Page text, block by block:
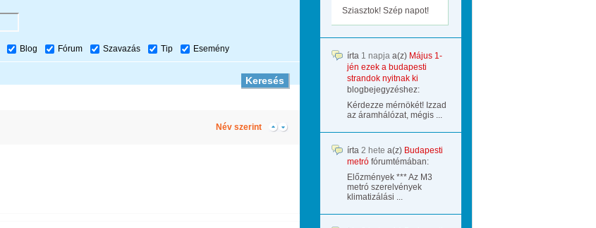
Blog Fórum Szavazás Tip Esemény
Név szerint
Sziasztok! Szép napot!
írta 1 napja a(z) Május 1-
jén ezek a budapesti
strandok nyitnak ki
blogbejegyzéshez:
Kérdezze mérnökét! Izzad
az áramhálózat, mégis ...
írta 2 hete a(z) Budapesti
metró fórumtémában:
Előzmények *** Az M3
metró szerelvények
klimatizálási ...